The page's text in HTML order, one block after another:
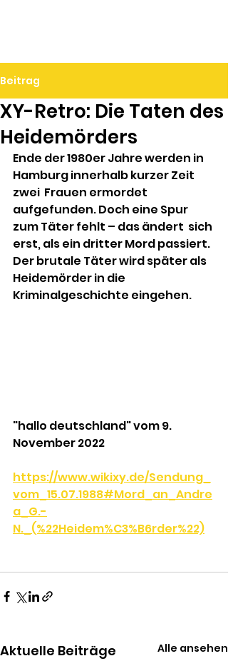
Beitrag
XY-Retro: Die Taten des
Heidemörders
Ende der 1980er Jahre werden in
Hamburg innerhalb kurzer Zeit
zwei  Frauen ermordet
aufgefunden. Doch eine Spur
zum Täter fehlt – das ändert  sich
erst, als ein dritter Mord passiert.
Der brutale Täter wird später als
Heidemörder in die
Kriminalgeschichte eingehen.
"hallo deutschland" vom 9.
November 2022
https://www.wikixy.de/Sendung_
vom_15.07.1988#Mord_an_Andre
a_G.-
N._(%22Heidem%C3%B6rder%22)
Aktuelle Beiträge Alle ansehen